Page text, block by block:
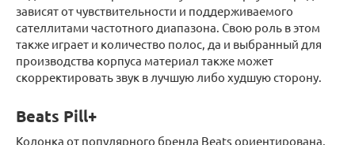
зависят от чувствительности и поддерживаемого
сателлитами частотного диапазона. Свою роль в этом
также играет и количество полос, да и выбранный для
производства корпуса материал также может
скорректировать звук в лучшую либо худшую сторону.
Beats Pill+
Колонка от популярного бренда Beats ориентирована,